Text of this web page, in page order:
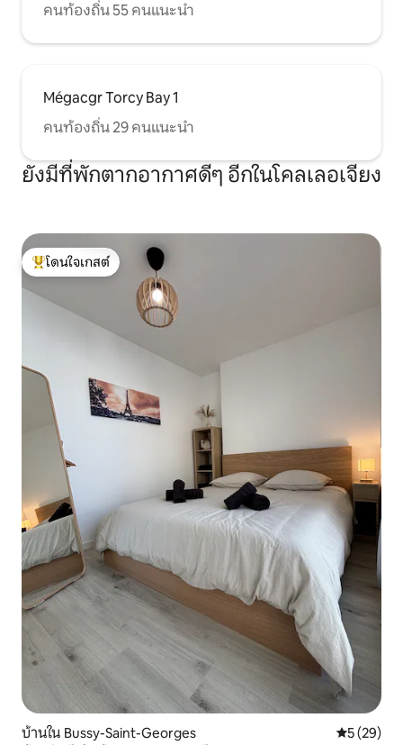
คนท้องถิ่น 55 คนแนะนำ
Mégacgr Torcy Bay 1
คนท้องถิ่น 29 คนแนะนำ
ยังมีที่พักตากอากาศดีๆ อีกในโคลเลอเจียง
โดนใจเกสต์ที่สุด
โดนใจเกสต์
บ้านใน Bussy-Saint-Georges คะแนนเฉลี่
5 (29)